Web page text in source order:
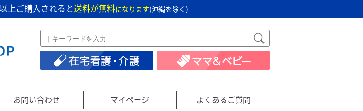
以上ご購入されると送料が無料になります(沖縄を除く)
お問い合わせ マイページ よくあるご質問